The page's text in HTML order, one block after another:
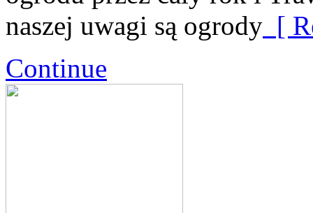
naszej uwagi są ogrody [
Continue